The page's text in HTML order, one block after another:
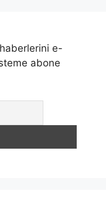
e-
abone